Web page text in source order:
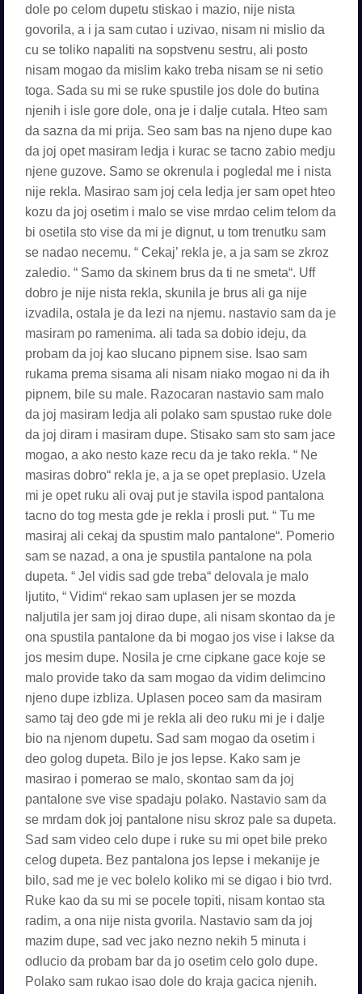
dole po celom dupetu stiskao i mazio, nije nista
govorila, a i ja sam cutao i uzivao, nisam ni mislio da
cu se toliko napaliti na sopstvenu sestru, ali posto
nisam mogao da mislim kako treba nisam se ni setio
toga. Sada su mi se ruke spustile jos dole do butina
njenih i isle gore dole, ona je i dalje cutala. Hteo sam
da sazna da mi prija. Seo sam bas na njeno dupe kao
da joj opet masiram ledja i kurac se tacno zabio medju
njene guzove. Samo se okrenula i pogledal me i nista
nije rekla. Masirao sam joj cela ledja jer sam opet hteo
kozu da joj osetim i malo se vise mrdao celim telom da
bi osetila sto vise da mi je dignut, u tom trenutku sam
se nadao necemu. “ Cekaj’ rekla je, a ja sam se zkroz
zaledio. “ Samo da skinem brus da ti ne smeta“. Uff
dobro je nije nista rekla, skunila je brus ali ga nije
izvadila, ostala je da lezi na njemu. nastavio sam da je
masiram po ramenima. ali tada sa dobio ideju, da
probam da joj kao slucano pipnem sise. Isao sam
rukama prema sisama ali nisam niako mogao ni da ih
pipnem, bile su male. Razocaran nastavio sam malo
da joj masiram ledja ali polako sam spustao ruke dole
da joj diram i masiram dupe. Stisako sam sto sam jace
mogao, a ako nesto kaze recu da je tako rekla. “ Ne
masiras dobro“ rekla je, a ja se opet preplasio. Uzela
mi je opet ruku ali ovaj put je stavila ispod pantalona
tacno do tog mesta gde je rekla i prosli put. “ Tu me
masiraj ali cekaj da spustim malo pantalone“. Pomerio
sam se nazad, a ona je spustila pantalone na pola
dupeta. “ Jel vidis sad gde treba“ delovala je malo
ljutito, “ Vidim“ rekao sam uplasen jer se mozda
naljutila jer sam joj dirao dupe, ali nisam skontao da je
ona spustila pantalone da bi mogao jos vise i lakse da
jos mesim dupe. Nosila je crne cipkane gace koje se
malo provide tako da sam mogao da vidim delimcino
njeno dupe izbliza. Uplasen poceo sam da masiram
samo taj deo gde mi je rekla ali deo ruku mi je i dalje
bio na njenom dupetu. Sad sam mogao da osetim i
deo golog dupeta. Bilo je jos lepse. Kako sam je
masirao i pomerao se malo, skontao sam da joj
pantalone sve vise spadaju polako. Nastavio sam da
se mrdam dok joj pantalone nisu skroz pale sa dupeta.
Sad sam video celo dupe i ruke su mi opet bile preko
celog dupeta. Bez pantalona jos lepse i mekanije je
bilo, sad me je vec bolelo koliko mi se digao i bio tvrd.
Ruke kao da su mi se pocele topiti, nisam kontao sta
radim, a ona nije nista gvorila. Nastavio sam da joj
mazim dupe, sad vec jako nezno nekih 5 minuta i
odlucio da probam bar da jo osetim celo golo dupe.
Polako sam rukao isao dole do kraja gacica njenih.